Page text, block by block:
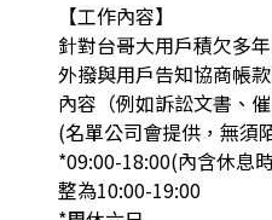
【工作內容】
針對台哥大用戶積欠多
外撥與用戶告知協商帳
內容（例如訴訟文書、催
(名單公司會提供，無須
*09:00-18:00(內含休息
整為10:00-19:00